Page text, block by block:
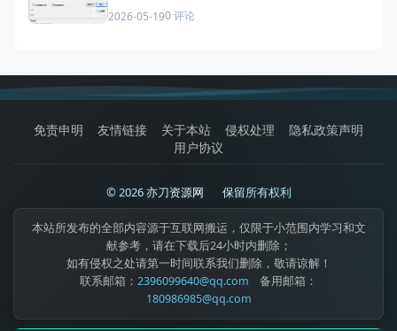
2026-05-190 评论
免责申明 友情链接 关于本站 侵权处理
隐私政策声明
用户协议
© 2026 亦刀资源网 保留所有权利
本站所发布的全部内容源于互联网搬运，仅限于小范围内学习和文
献参考，请在下载后24小时内删除；
如有侵权之处请第一时间联系我们删除，敬请谅解！
联系邮箱： 2396099640@qq.com 备用邮箱：
180986985@qq.com